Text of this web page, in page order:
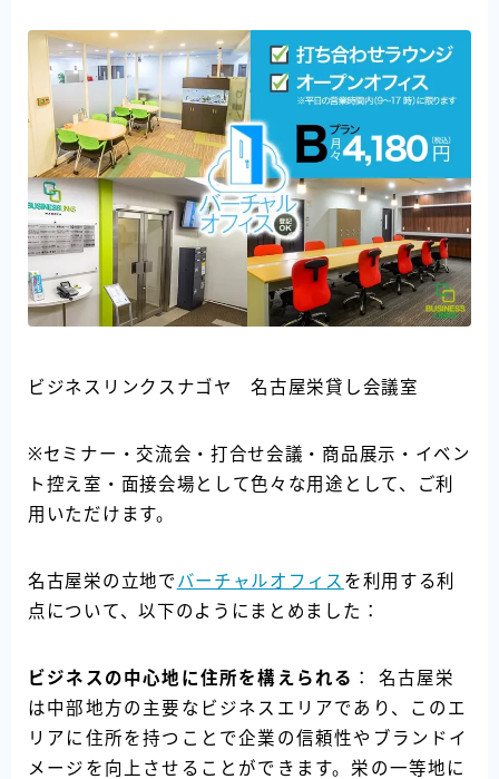
ビジネスリンクスナゴヤ 名古屋栄貸し会議室
※セミナー・交流会・打合せ会議・商品展示・イベン
ト控え室・面接会場として色々な用途として、ご利
用いただけます。
名古屋栄の立地でバーチャルオフィス を利用する利
点について、以下のようにまとめました：
ビジネスの中心地に住所を構えられる ： 名古屋栄
は中部地方の主要なビジネスエリアであり、このエ
リアに住所を持つことで企業の信頼性やブランドイ
メージを向上させることができます。栄の一等地に